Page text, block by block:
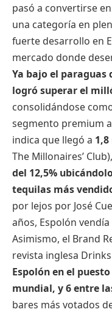
pasó a convertirse
una categoría en
fuerte desarrollo en
mercado donde
Ya bajo el paraguas
logró superar el
consolidándose
segmento premium
indica que llegó a
The Millonaires’
del 12,5%
tequilas más
por lejos por José
años, Espolón
Asimismo, el Brand
revista inglesa
Espolón en el
mundial, y 6 entre
bares más votados